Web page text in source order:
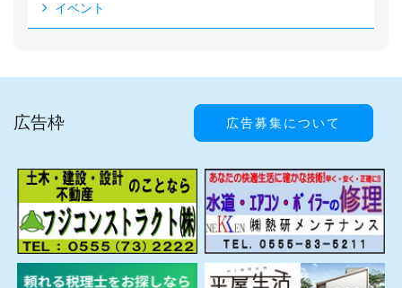
イベント
広告枠 広告募集について